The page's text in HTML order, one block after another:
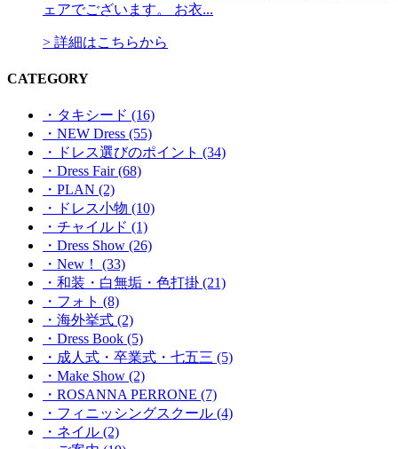
ェアでございます。 お衣...
> 詳細はこちらから
CATEGORY
・タキシード (16)
・NEW Dress (55)
・ドレス選びのポイント (34)
・Dress Fair (68)
・PLAN (2)
・ドレス小物 (10)
・チャイルド (1)
・Dress Show (26)
・New！ (33)
・和装・白無垢・色打掛 (21)
・フォト (8)
・海外挙式 (2)
・Dress Book (5)
・成人式・卒業式・七五三 (5)
・Make Show (2)
・ROSANNA PERRONE (7)
・フィニッシングスクール (4)
・ネイル (2)